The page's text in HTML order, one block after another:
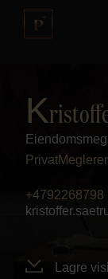
Kjøpe
Selge
Nybygg
K
+4792268798
Lagre